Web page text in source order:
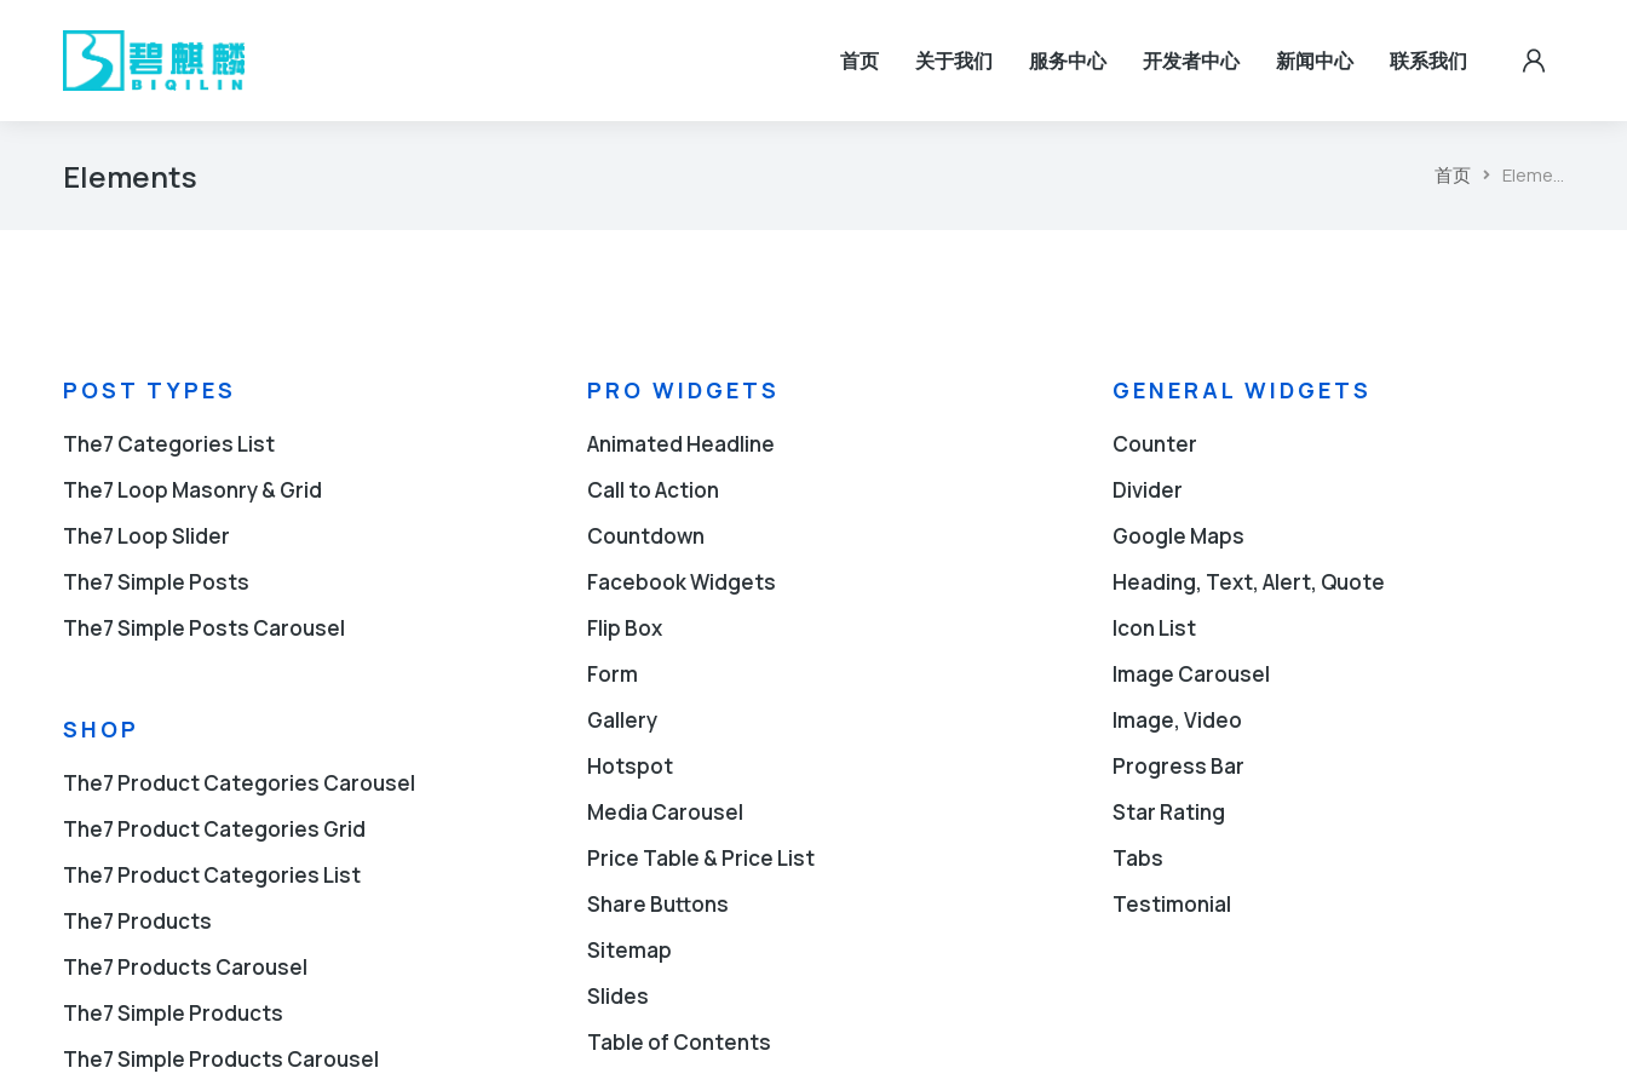
首页 关于我们 服务中心 开发者中心 新闻中心 联系我们
Elements 首页 Eleme…
POST TYPES
The7 Categories List
The7 Loop Masonry & Grid
The7 Loop Slider
The7 Simple Posts
The7 Simple Posts Carousel
SHOP
The7 Product Categories Carousel
The7 Product Categories Grid
The7 Product Categories List
The7 Products
The7 Products Carousel
The7 Simple Products
The7 Simple Products Carousel
PRO WIDGETS
Animated Headline
Call to Action
Countdown
Facebook Widgets
Flip Box
Form
Gallery
Hotspot
Media Carousel
Price Table & Price List
Share Buttons
Sitemap
Slides
Table of Contents
GENERAL WIDGETS
Counter
Divider
Google Maps
Heading, Text, Alert, Quote
Icon List
Image Carousel
Image, Video
Progress Bar
Star Rating
Tabs
Testimonial